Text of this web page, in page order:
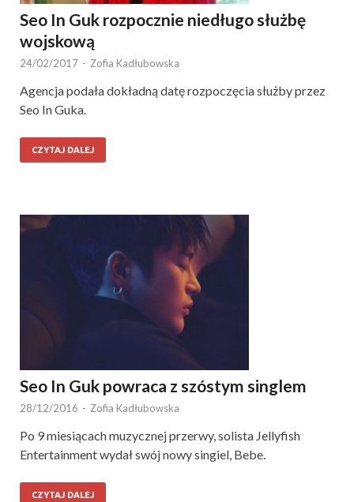
Seo In Guk rozpocznie niedługo służbę
wojskową
24/02/2017 - Zofia Kadłubowska
Agencja podała dokładną datę rozpoczęcia służby przez
Seo In Guka.
CZYTAJ DALEJ
Seo In Guk powraca z szóstym singlem
28/12/2016 - Zofia Kadłubowska
Po 9 miesiącach muzycznej przerwy, solista Jellyfish
Entertainment wydał swój nowy singiel, Bebe.
CZYTAJ DALEJ